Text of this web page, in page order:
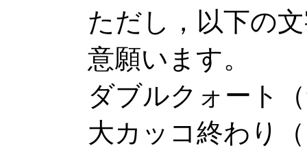
ただし，以下の
意願います。
ダブルクォート
大カッコ終わり